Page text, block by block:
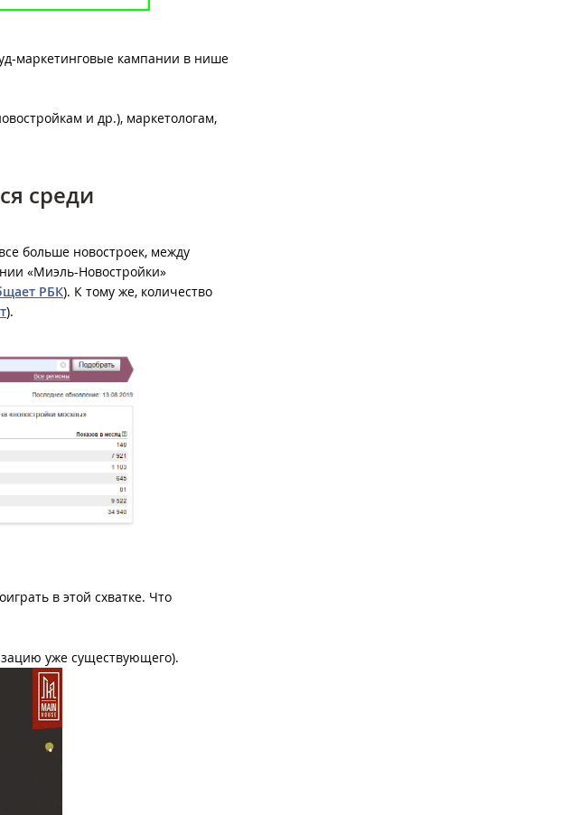
маркетинговые кампании в нише
и др.), маркетологам,
среди
больше новостроек, между
«Миэль-Новостройки»
РБК). К тому же, количество
).
в этой схватке. Что
уже существующего).